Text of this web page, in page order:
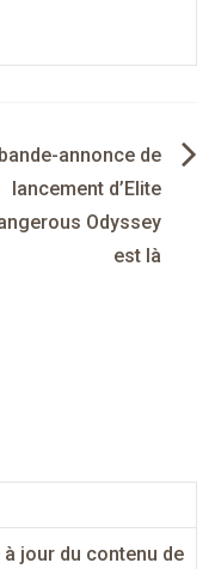
annonce de
lancement d’Elite
Odyssey
est là
jour du contenu de